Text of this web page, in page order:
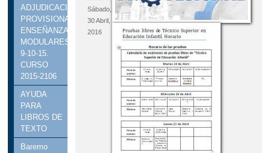
ADJUDICACIÓN
PROVISIONAL
ENSEÑANZAS
MODULARES.
9-10-15.
CURSO
2015-2106
AYUDA
PARA
LIBROS DE
TEXTO
Baremo
Sábado,
30 Abril,
2016